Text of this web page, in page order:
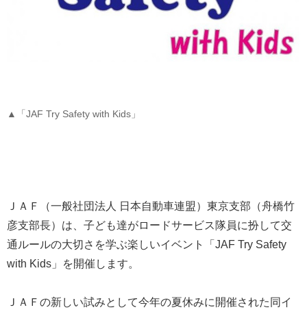
▲「JAF Try Safety with Kids」
ＪＡＦ（一般社団法人 日本自動車連盟）東京支部（舟橋竹
彦支部長）は、子ども達がロードサービス隊員に扮して交
通ルールの大切さを学ぶ楽しいイベント「JAF Try Safety
with Kids」を開催します。
ＪＡＦの新しい試みとして今年の夏休みに開催された同イ